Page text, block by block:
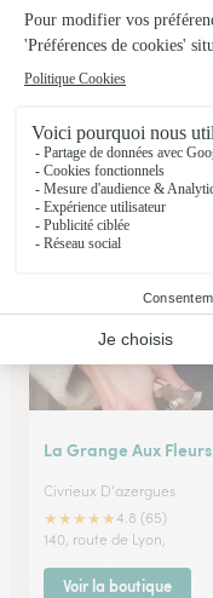
★★ ★★★4.4 (37)
5 place Carnot
Voir la boutique
La Grange Aux Fleurs
Civrieux D'azergues
★★★★★4.8 (65)
140, route de Lyon,
Voir la boutique